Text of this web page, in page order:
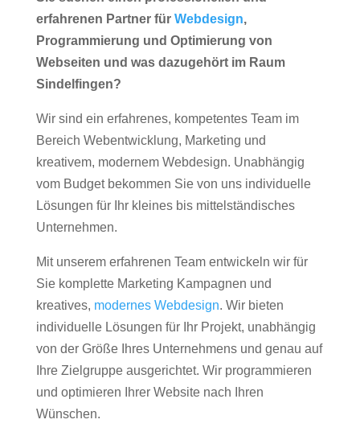
erfahrenen Partner für Webdesign,
Programmierung und Optimierung von
Webseiten und was dazugehört im Raum
Sindelfingen?
Wir sind ein erfahrenes, kompetentes Team im
Bereich Webentwicklung, Marketing und
kreativem, modernem Webdesign. Unabhängig
vom Budget bekommen Sie von uns individuelle
Lösungen für Ihr kleines bis mittelständisches
Unternehmen.
Mit unserem erfahrenen Team entwickeln wir für
Sie komplette Marketing Kampagnen und
kreatives, modernes Webdesign. Wir bieten
individuelle Lösungen für Ihr Projekt, unabhängig
von der Größe Ihres Unternehmens und genau auf
Ihre Zielgruppe ausgerichtet. Wir programmieren
und optimieren Ihrer Website nach Ihren
Wünschen.